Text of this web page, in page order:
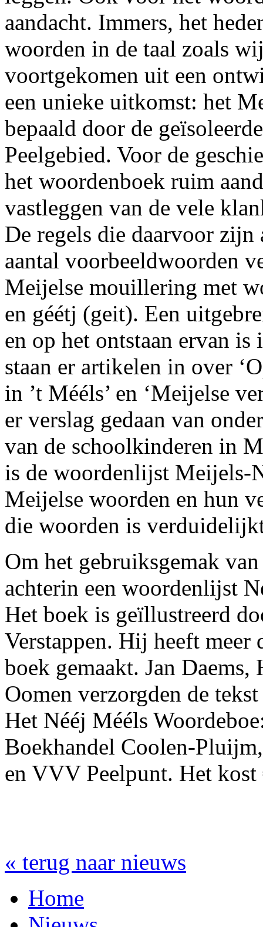
aandacht. Immers, het
woorden in de taal zoals
voortgekomen uit een
een unieke uitkomst: het
bepaald door de
Peelgebied. Voor de
het woordenboek ruim
vastleggen van de vele
De regels die daarvoor zijn
aantal voorbeeldwoorden
Meijelse mouillering met
en géétj (geit). Een
en op het ontstaan ervan
staan er artikelen in over
in ’t Mééls’ en ‘Meijelse
er verslag gedaan van
van de schoolkinderen in
is de woordenlijst Meijels-
Meijelse woorden en hun
die woorden is
Om het gebruiksgemak
achterin een woordenlijst
Het boek is geïllustreerd
Verstappen. Hij heeft
boek gemaakt. Jan
Oomen verzorgden de
Het Nééj Mééls
Boekhandel Coolen-
en VVV Peelpunt. Het kost
« terug naar nieuws
Home